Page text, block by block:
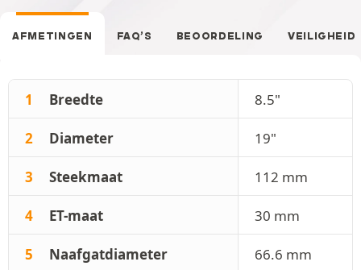
AFMETINGEN FAQ’S BEOORDELING VEILIGHEID
1 Breedte 8.5"
2 Diameter 19"
3 Steekmaat 112 mm
4 ET-maat 30 mm
5 Naafgatdiameter 66.6 mm